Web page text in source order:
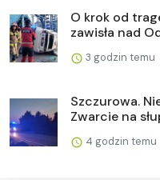
O krok od
zawisła nad
3 godzin temu
Szczurowa.
Zwarcie na
4 godzin temu